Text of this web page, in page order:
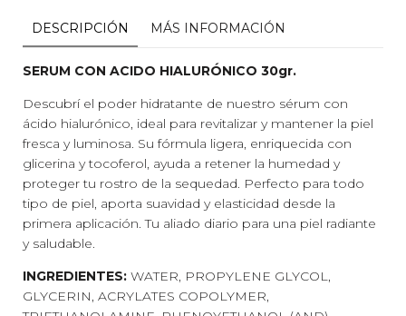
DESCRIPCIÓN MÁS INFORMACIÓN
SERUM CON ACIDO HIALURÓNICO 30gr.
Descubrí el poder hidratante de nuestro sérum con
ácido hialurónico, ideal para revitalizar y mantener la piel
fresca y luminosa. Su fórmula ligera, enriquecida con
glicerina y tocoferol, ayuda a retener la humedad y
proteger tu rostro de la sequedad. Perfecto para todo
tipo de piel, aporta suavidad y elasticidad desde la
primera aplicación. Tu aliado diario para una piel radiante
y saludable.
INGREDIENTES: WATER, PROPYLENE GLYCOL,
GLYCERIN, ACRYLATES COPOLYMER,